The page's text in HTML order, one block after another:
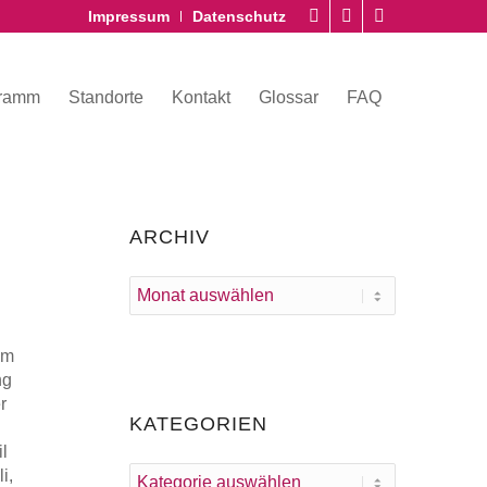
Impressum Datenschutz
Standorte Kontakt Glossar FAQ
ARCHIV
KATEGORIEN
Kategorien